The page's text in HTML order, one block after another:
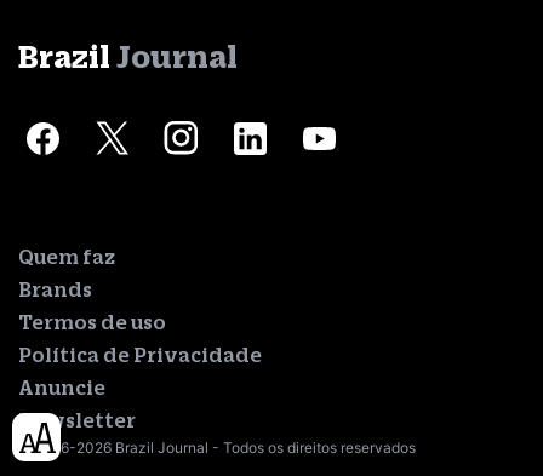
Brazil Journal
Quem faz
Brands
Termos de uso
Política de Privacidade
Anuncie
Newsletter
© 2016-2026 Brazil Journal - Todos os direitos reservados